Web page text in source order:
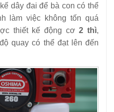
dây đai để bà con có thể
làm việc không tốn quá
thiết kế động cơ2 thì,
quay có thể đạt lên đến